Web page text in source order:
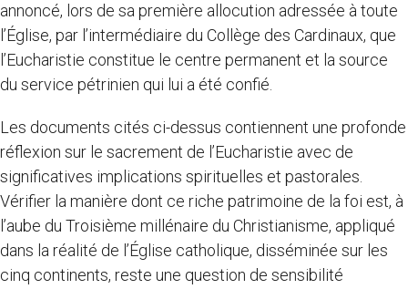
annoncé, lors de sa première allocution adressée à toute
l’Église, par l’intermédiaire du Collège des Cardinaux, que
l’Eucharistie constitue le centre permanent et la source
du service pétrinien qui lui a été confié.
Les documents cités ci-dessus contiennent une profonde
réflexion sur le sacrement de l’Eucharistie avec de
significatives implications spirituelles et pastorales.
Vérifier la manière dont ce riche patrimoine de la foi est, à
l’aube du Troisième millénaire du Christianisme, appliqué
dans la réalité de l’Église catholique, disséminée sur les
cinq continents, reste une question de sensibilité